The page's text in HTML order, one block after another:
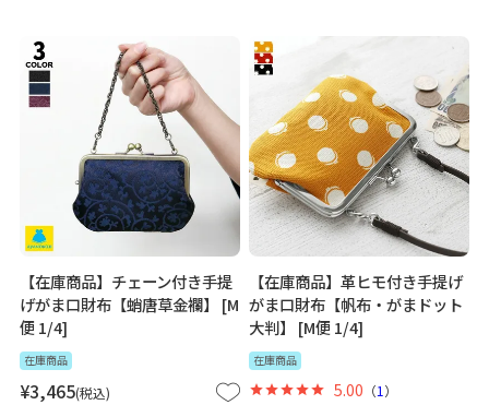
【在庫商品】チェーン付き手提
げがま口財布【蛸唐草金襴】 [M
便 1/4]
在庫商品
¥3,465 税込
【在庫商品】革ヒモ付き手提げ
がま口財布【帆布・がまドット
大判】 [M便 1/4]
在庫商品
5.00 （1 ）